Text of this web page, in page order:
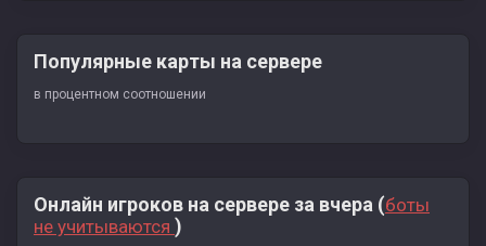
Популярные карты на сервере
в процентном соотношении
Онлайн игроков на сервере за вчера (боты
не учитываются )